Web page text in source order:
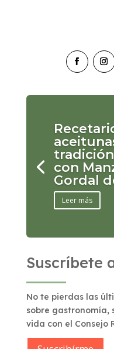
con
Gordal
Leer más
Suscríbete
No te pierdas las
sobre gastronomía,
vida con el Consejo